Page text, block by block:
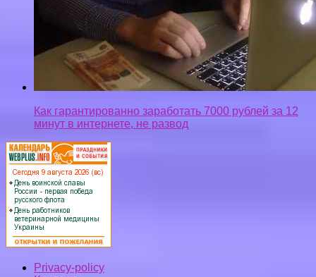
Privacy-policy
Контакты